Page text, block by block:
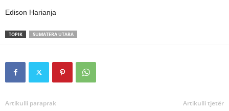
Edison Harianja
TOPIK SUMATERA UTARA
Artikulli paraprak Artikulli tjetër